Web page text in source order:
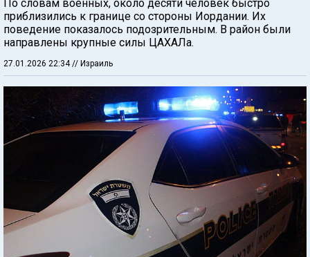
По словам военных, около десяти человек быстро
приблизились к границе со стороны Иордании. Их
поведение показалось подозрительным. В район были
направлены крупные силы ЦАХАЛа.
27.01.2026 22:34 // Израиль